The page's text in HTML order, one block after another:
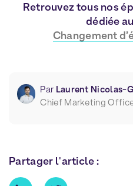
Retrouvez tous nos
dédiée
Changement
Par Laurent Nicolas-
Chief Marketing
Partager l'article :